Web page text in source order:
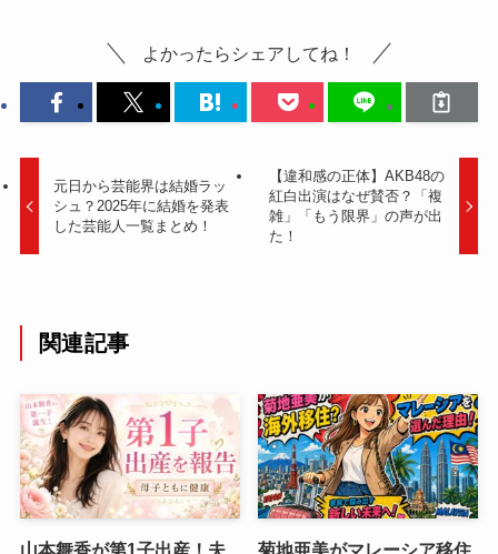
よかったらシェアしてね！
元日から芸能界は結婚ラッ
シュ？2025年に結婚を発表
した芸能人一覧まとめ！
【違和感の正体】AKB48の
紅白出演はなぜ賛否？「複
雑」「もう限界」の声が出
た！
関連記事
山本舞香が第1子出産！夫 菊地亜美がマレーシア移住